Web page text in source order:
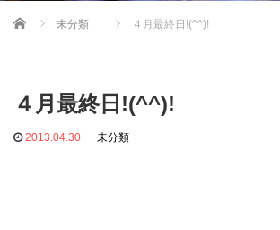
Home 未分類 ４月最終日!(^^)!
４月最終日!(^^)!
2013.04.30 未分類